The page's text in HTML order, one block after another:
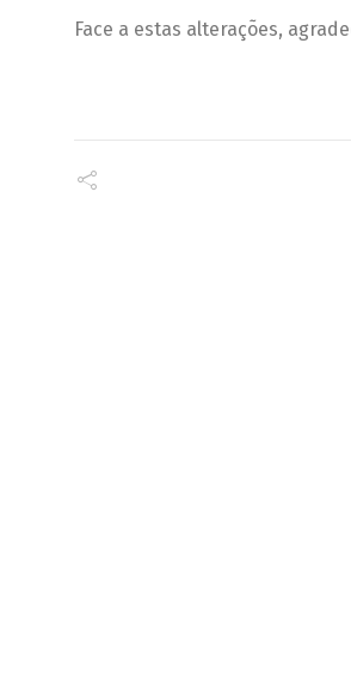
Face a estas alterações,